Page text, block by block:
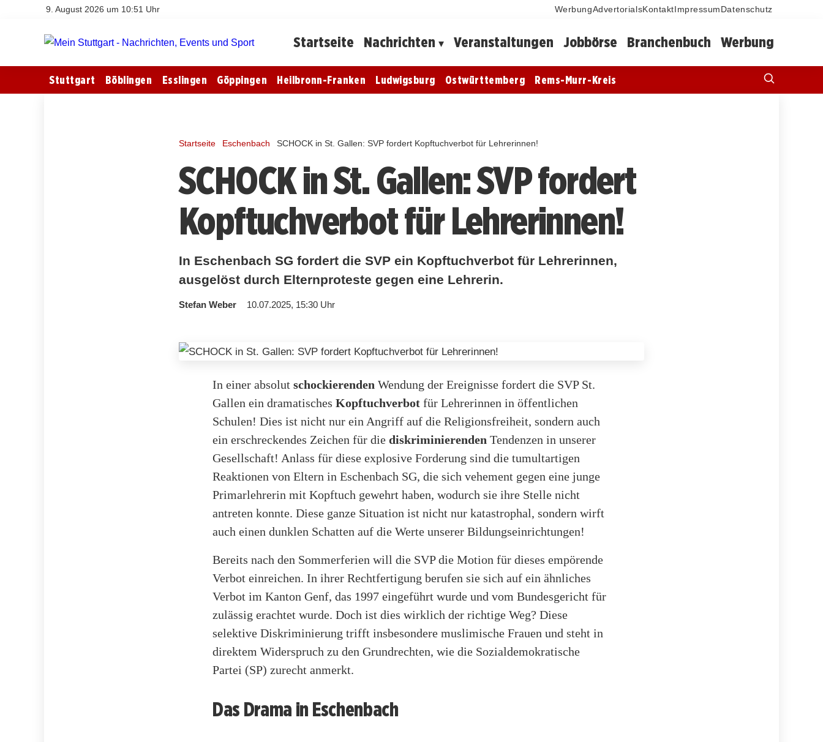
9. August 2026 um 10:51 Uhr WerbungAdvertorialsKontakt Impressum Datenschutz
Startseite Nachrichten Veranstaltungen Jobbörse Branchenbuch Werbung
Stuttgart Böblingen Esslingen Göppingen Heilbronn-Franken Ludwigsburg Ostwürttemberg Rems-Murr-Kreis
Startseite Eschenbach SCHOCK in St. Gallen: SVP fordert Kopftuchverbot für Lehrerinnen!
SCHOCK in St. Gallen: SVP fordert
Kopftuchverbot für Lehrerinnen!
In Eschenbach SG fordert die SVP ein Kopftuchverbot für Lehrerinnen,
ausgelöst durch Elternproteste gegen eine Lehrerin.
Stefan Weber 10.07.2025, 15:30 Uhr
In einer absolut schockierenden Wendung der Ereignisse fordert die SVP St.
Gallen ein dramatisches Kopftuchverbot für Lehrerinnen in öffentlichen
Schulen! Dies ist nicht nur ein Angriff auf die Religionsfreiheit, sondern auch
ein erschreckendes Zeichen für die diskriminierenden Tendenzen in unserer
Gesellschaft! Anlass für diese explosive Forderung sind die tumultartigen
Reaktionen von Eltern in Eschenbach SG, die sich vehement gegen eine junge
Primarlehrerin mit Kopftuch gewehrt haben, wodurch sie ihre Stelle nicht
antreten konnte. Diese ganze Situation ist nicht nur katastrophal, sondern wirft
auch einen dunklen Schatten auf die Werte unserer Bildungseinrichtungen!
Bereits nach den Sommerferien will die SVP die Motion für dieses empörende
Verbot einreichen. In ihrer Rechtfertigung berufen sie sich auf ein ähnliches
Verbot im Kanton Genf, das 1997 eingeführt wurde und vom Bundesgericht für
zulässig erachtet wurde. Doch ist dies wirklich der richtige Weg? Diese
selektive Diskriminierung trifft insbesondere muslimische Frauen und steht in
direktem Widerspruch zu den Grundrechten, wie die Sozialdemokratische
Partei (SP) zurecht anmerkt.
Das Drama in Eschenbach